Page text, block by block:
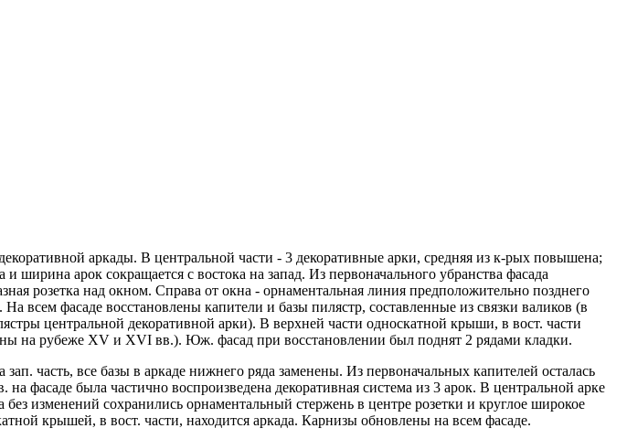
аркады. В центральной части - 3 декоративные арки, средняя из к-рых повышена;
ширина арок сокращается с востока на запад. Из первоначального убранства фасада
розетка над окном. Справа от окна - орнаментальная линия предположительно позднего
всем фасаде восстановлены капители и базы пилястр, составленные из связки валиков (в
центральной декоративной арки). В верхней части односкатной крыши, в вост. части
на рубеже XV и XVI вв.). Юж. фасад при восстановлении был поднят 2 рядами кладки.
часть, все базы в аркаде нижнего ряда заменены. Из первоначальных капителей осталась
фасаде была частично воспроизведена декоративная система из 3 арок. В центральной арке
изменений сохранились орнаментальный стержень в центре розетки и круглое широкое
крышей, в вост. части, находится аркада. Карнизы обновлены на всем фасаде.